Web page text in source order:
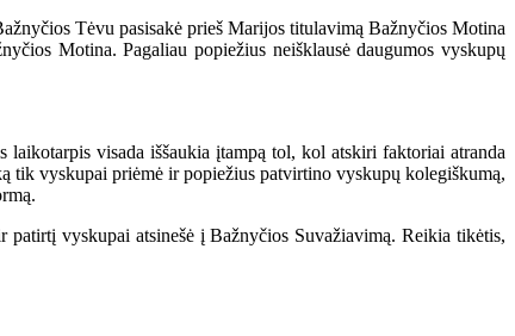
Tėvu pasisakė prieš Marijos titulavimą Bažnyčios Motina
Motina. Pagaliau popiežius neišklausė daugumos vyskupų
visada iššaukia įtampą tol, kol atskiri faktoriai atranda
vyskupai priėmė ir popiežius patvirtino vyskupų kolegiškumą,
vyskupai atsinešė į Bažnyčios Suvažiavimą. Reikia tikėtis,